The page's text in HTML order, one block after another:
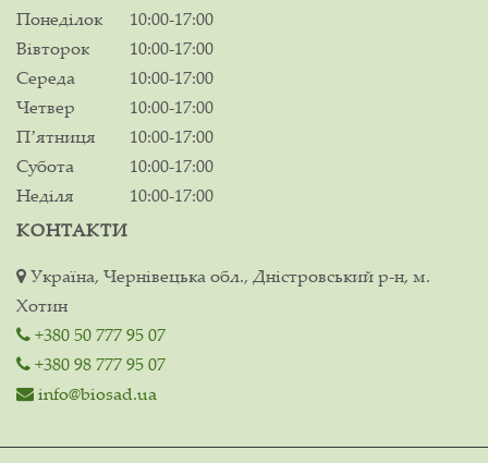
Понеділок
10:00-17:00
Вівторок
10:00-17:00
Середа
10:00-17:00
Четвер
10:00-17:00
Пʼятниця
10:00-17:00
Субота
10:00-17:00
Неділя
10:00-17:00
КОНТАКТИ
Україна, Чернівецька обл., Дністровський р-н, м.
Хотин
+380 50 777 95 07
+380 98 777 95 07
info@biosad.ua